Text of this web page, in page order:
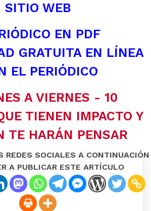
SITIO WEB
EN PDF
GRATUITA EN LÍNEA
EL PERIÓDICO
A VIERNES - 10
TIENEN IMPACTO Y
TE HARÁN PENSAR
REDES SOCIALES A CONTINUACIÓN
A PUBLICAR ESTE ARTÍCULO